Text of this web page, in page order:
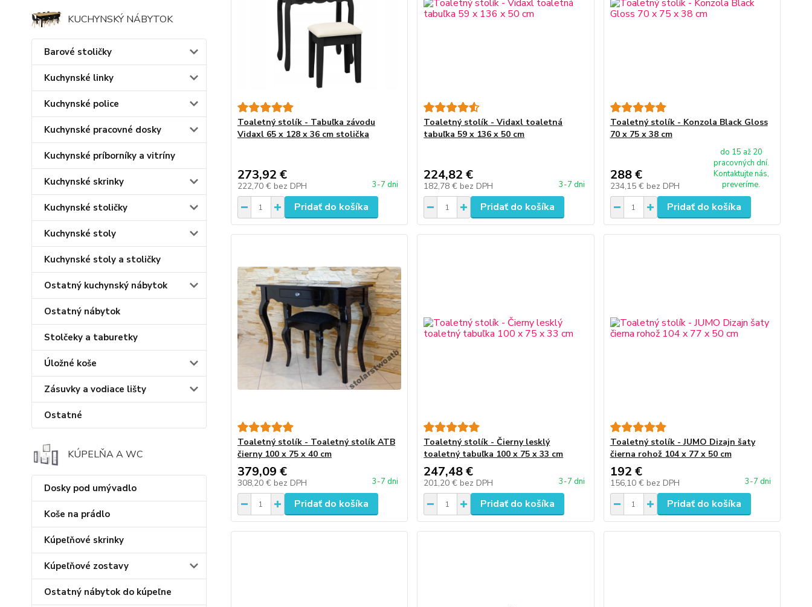
KUCHYNSKÝ NÁBYTOK
Barové stoličky
Kuchynské linky
Kuchynské police
Kuchynské pracovné dosky
Kuchynské príborníky a vitríny
Kuchynské skrinky
Kuchynské stoličky
Kuchynské stoly
Kuchynské stoly a stoličky
Ostatný kuchynský nábytok
Ostatný nábytok
Stolčeky a taburetky
Úložné koše
Zásuvky a vodiace lišty
Ostatné
KÚPELŇA A WC
Dosky pod umývadlo
Koše na prádlo
Kúpeľňové skrinky
Kúpeľňové zostavy
Ostatný nábytok do kúpeľne
Toaletný stolík - Tabuľka závodu
Vidaxl 65 x 128 x 36 cm stolička
273,92 €
222,70 € bez DPH 3-7 dni
Pridať do košíka
Toaletný stolík - Vidaxl toaletná
tabuľka 59 x 136 x 50 cm
224,82 €
182,78 € bez DPH 3-7 dni
Pridať do košíka
Toaletný stolík - Konzola Black Gloss
70 x 75 x 38 cm
288 €
234,15 € bez DPH
do 15 až 20
pracovných dní.
Kontaktujte nás,
preveríme.
Pridať do košíka
Toaletný stolík - Toaletný stolík ATB
čierny 100 x 75 x 40 cm
379,09 €
308,20 € bez DPH 3-7 dni
Pridať do košíka
Toaletný stolík - Čierny lesklý
toaletný tabuľka 100 x 75 x 33 cm
247,48 €
201,20 € bez DPH 3-7 dni
Pridať do košíka
Toaletný stolík - JUMO Dizajn šaty
čierna rohož 104 x 77 x 50 cm
192 €
156,10 € bez DPH 3-7 dni
Pridať do košíka